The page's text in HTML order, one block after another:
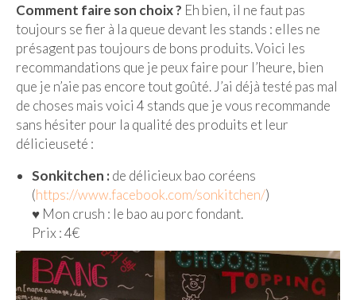
– Paris
– La Réunion
JAPON
– Osaka
PÉROU
PORTUGAL
USA
– Los Angeles
VIETNAM
Comment faire son choix ? Eh bien, il ne faut pas
toujours se fier à la queue devant les stands : elles ne
présagent pas toujours de bons produits. Voici les
recommandations que je peux faire pour l’heure, bien
que je n’aie pas encore tout goûté. J’ai déjà testé pas mal
de choses mais voici 4 stands que je vous recommande
sans hésiter pour la qualité des produits et leur
délicieuseté :
Sonkitchen :de délicieux bao coréens
(https://www.facebook.com/sonkitchen/)
♥︎ Mon crush : le bao au porc fondant.
Prix : 4€